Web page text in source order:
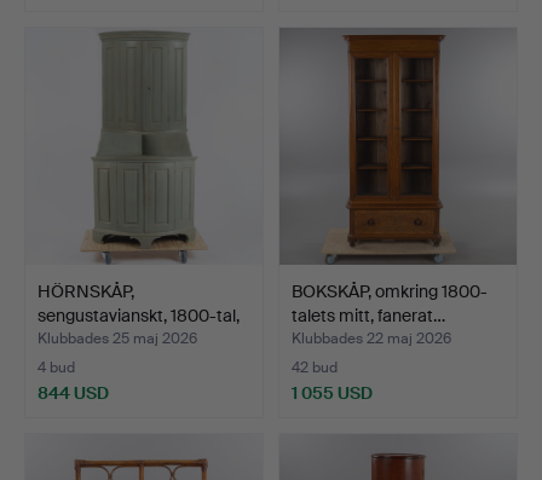
HÖRNSKÅP,
sengustavianskt, 1800-tal,
bemål…
Klubbades 25 maj 2026
4 bud
844 USD
BOKSKÅP, omkring 1800-
talets mitt, fanerat…
Klubbades 22 maj 2026
42 bud
1 055 USD